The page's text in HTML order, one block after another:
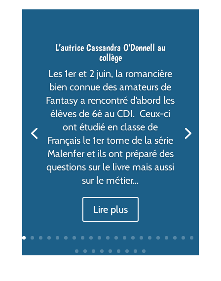
L’autrice Cassandra O’Donnell au
collège
Les 1er et 2 juin, la romancière
bien connue des amateurs de
Fantasy a rencontré d’abord les
élèves de 6è au CDI. Ceux-ci
ont étudié en classe de
Français le 1er tome de la série
Malenfer et ils ont préparé des
questions sur le livre mais aussi
sur le métier...
Lire plus